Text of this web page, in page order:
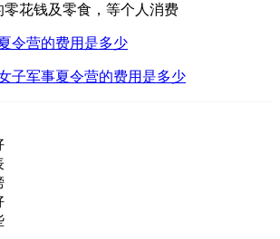
零花钱及零食，等个人消费
令营的费用是多少
子军事夏令营的费用是多少